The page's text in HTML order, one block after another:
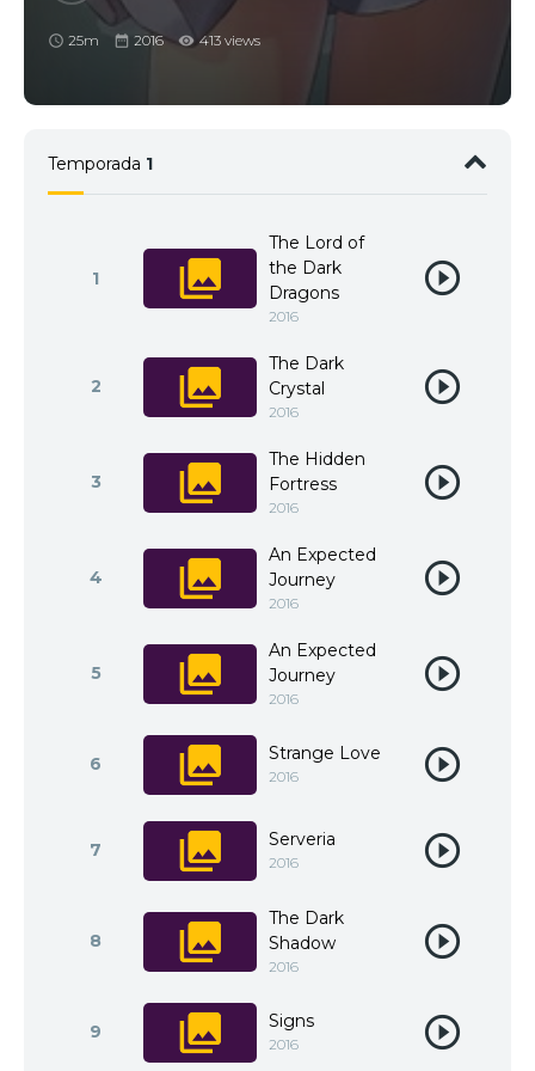
25m 2016 413 views
Temporada 1
1
The Lord of
the Dark
Dragons
2016
2
The Dark
Crystal
2016
3
The Hidden
Fortress
2016
4
An Expected
Journey
2016
5
An Expected
Journey
2016
6 Strange Love
2016
7 Serveria
2016
8
The Dark
Shadow
2016
9 Signs
2016